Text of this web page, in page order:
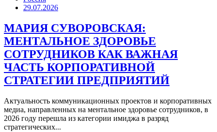
29.07.2026
МАРИЯ СУВОРОВСКАЯ:
МЕНТАЛЬНОЕ ЗДОРОВЬЕ
СОТРУДНИКОВ КАК ВАЖНАЯ
ЧАСТЬ КОРПОРАТИВНОЙ
СТРАТЕГИИ ПРЕДПРИЯТИЙ
Актуальность коммуникационных проектов и корпоративных
медиа, направленных на ментальное здоровье сотрудников, в
2026 году перешла из категории имиджа в разряд
стратегических...